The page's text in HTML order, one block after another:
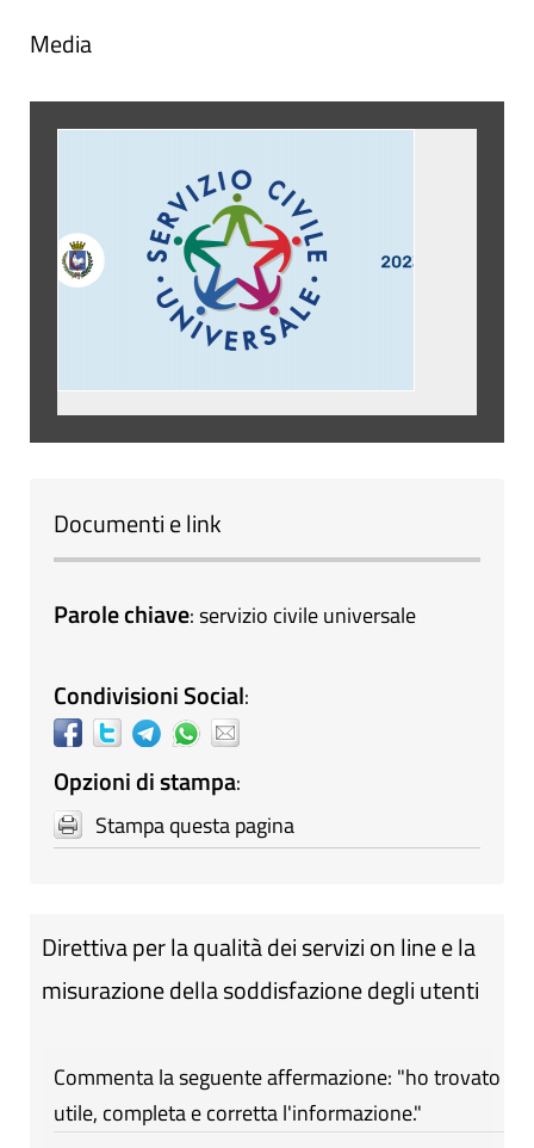
Media
Documenti e link
Parole chiave:servizio civile universale
Condivisioni Social:
Opzioni di stampa:
Stampa questa pagina
Direttiva per la qualità dei servizi on line e la
misurazione della soddisfazione degli utenti
Commenta la seguente affermazione: "ho trovato
utile, completa e corretta l'informazione."